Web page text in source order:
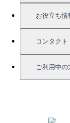
活
会
お役立ち情
お
セ
コンタクト
サ
ご利用中の